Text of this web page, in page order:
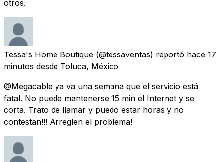
otros.
Tessa's Home Boutique (@tessaventas) reportó hace 17
minutos desde Toluca, México
@Megacable ya va una semana que el servicio está
fatal. No puede mantenerse 15 min el Internet y se
corta. Trato de llamar y puedo estar horas y no
contestan!!! Arreglen el problema!